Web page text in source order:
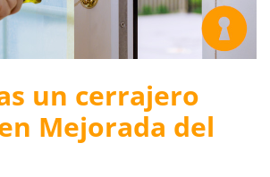
un cerrajero
Mejorada del